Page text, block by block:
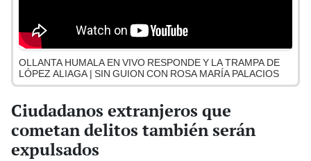
OLLANTA HUMALA EN VIVO RESPONDE Y LA TRAMPA DE
LÓPEZ ALIAGA | SIN GUION CON ROSA MARÍA PALACIOS
Ciudadanos extranjeros que
cometan delitos también serán
expulsados